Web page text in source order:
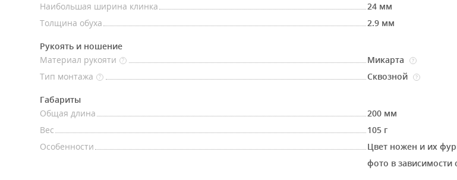
Наибольшая ширина клинка
24 мм
Толщина обуха
2.9 мм
Рукоять и ношение
Материал рукояти
? Микарта ?
Тип монтажа ? Сквозной ?
Габариты
Общая длина
200 мм
Вес
105 г
Особенности
Цвет ножен и их
фото в зависимости